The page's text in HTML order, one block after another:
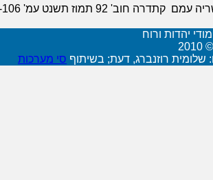
עמם קתדרה חוב' 92 תמוז תשנט עמ' 65-106
יהדות ורוח
© 2010
שלומית רוזנברג, דעת; בשיתוף סי מערכות